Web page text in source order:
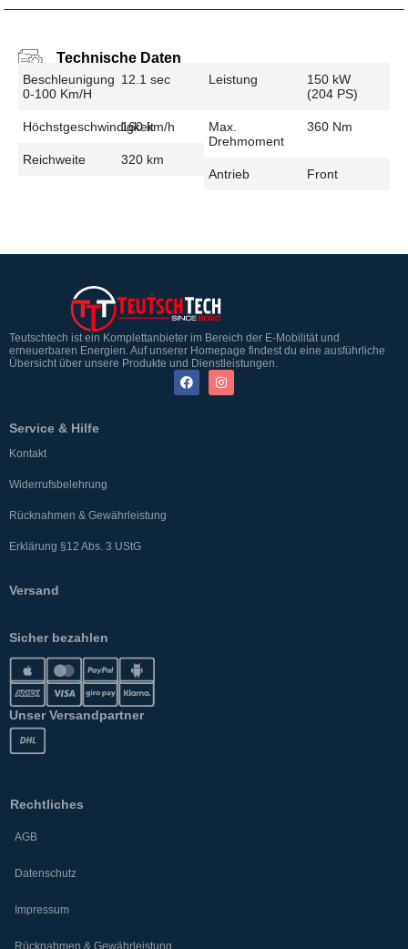
Technische Daten
Beschleunigung
0-100 Km/h
12.1 sec
Höchstgeschwindigkeit
160 km/h
Reichweite 320 km
Leistung
150 kW
(204 PS)
Max.
Drehmoment
360 Nm
Antrieb Front
Teutschtech ist ein Komplettanbieter im Bereich der E-Mobilität und
erneuerbaren Energien. Auf unserer Homepage findest du eine ausführliche
Übersicht über unsere Produkte und Dienstleistungen.
Service & Hilfe
Kontakt
Widerrufsbelehrung
Rücknahmen & Gewährleistung
Erklärung §12 Abs. 3 UStG
Versand
Sicher bezahlen
Unser Versandpartner
Rechtliches
AGB
Datenschutz
Impressum
Rücknahmen & Gewährleistung